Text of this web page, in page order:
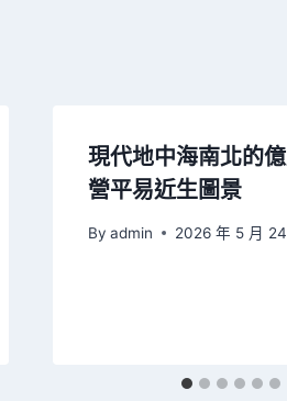
現代地中海南北的
營平易近生圖景
By admin 2026 年 5 月 24